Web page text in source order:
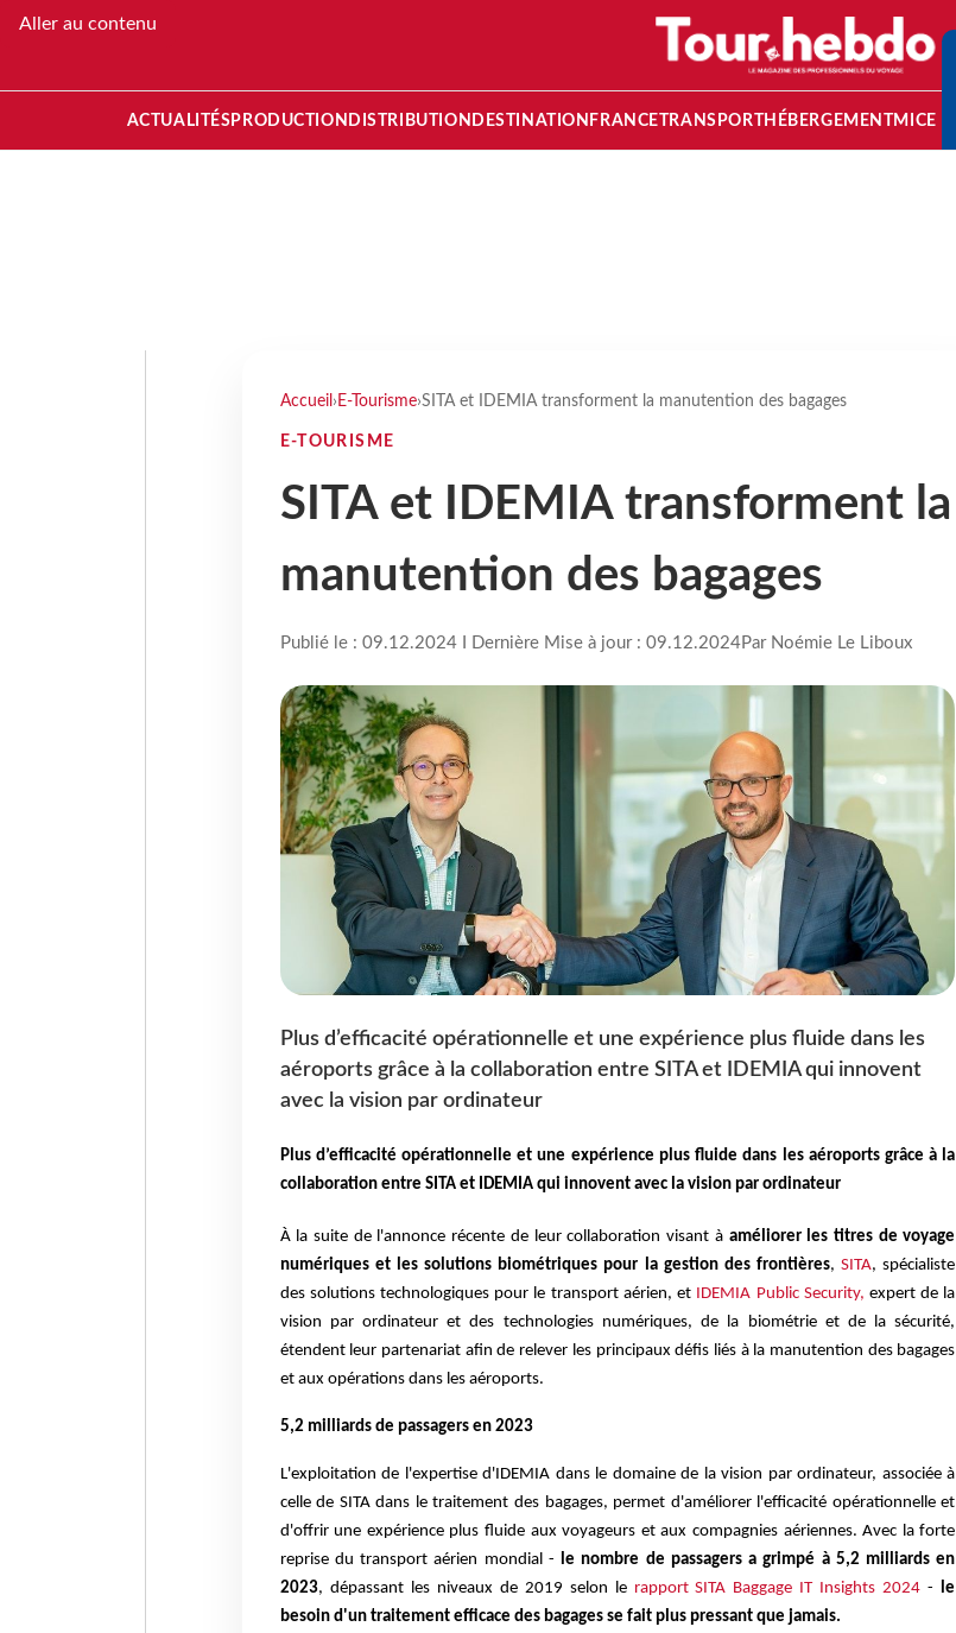
Aller au contenu
ACTUALITÉS PRODUCTION DISTRIBUTION DESTINATION FRANCETRANSPORT HÉBERGEMENTMICE
Accueil › E-Tourisme›SITA et IDEMIA transforment la manutention des bagages
E-TOURISME
SITA et IDEMIA transforment la
manutention des bagages
Publié le : 09.12.2024 I Dernière Mise à jour : 09.12.2024Par Noémie Le Liboux
Plus d’efficacité opérationnelle et une expérience plus fluide dans les
aéroports grâce à la collaboration entre SITA et IDEMIA qui innovent
avec la vision par ordinateur
Plus d’efficacité opérationnelle et une expérience plus fluide dans les aéroports grâce à la
collaboration entre SITA et IDEMIA qui innovent avec la vision par ordinateur
À la suite de l'annonce récente de leur collaboration visant à améliorer les titres de voyage
numériques et les solutions biométriques pour la gestion des frontières,SITA, spécialiste
des solutions technologiques pour le transport aérien, et IDEMIA Public Security, expert de la
vision par ordinateur et des technologies numériques, de la biométrie et de la sécurité,
étendent leur partenariat afin de relever les principaux défis liés à la manutention des bagages
et aux opérations dans les aéroports.
5,2 milliards de passagers en 2023
L'exploitation de l'expertise d'IDEMIA dans le domaine de la vision par ordinateur, associée à
celle de SITA dans le traitement des bagages, permet d'améliorer l'efficacité opérationnelle et
d'offrir une expérience plus fluide aux voyageurs et aux compagnies aériennes. Avec la forte
reprise du transport aérien mondial - le nombre de passagers a grimpé à 5,2 milliards en
2023, dépassant les niveaux de 2019 selon le rapport SITA Baggage IT Insights 2024 - le
besoin d'un traitement efficace des bagages se fait plus pressant que jamais.